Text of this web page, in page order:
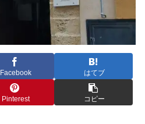
Facebook はてブ
Pinterest コピー